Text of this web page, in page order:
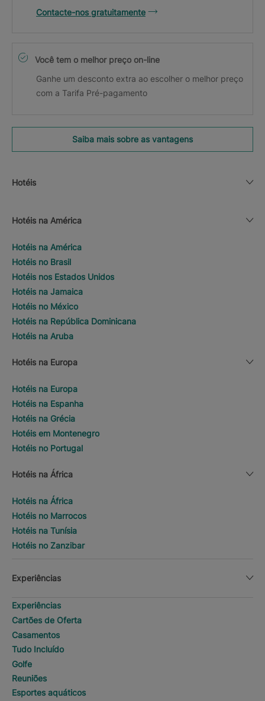
Contacte-nos gratuitamente
Você tem o melhor preço on-line
Ganhe um desconto extra ao escolher o melhor preço
com a Tarifa Pré-pagamento
Saiba mais sobre as vantagens
Hotéis
Hotéis na América
Hotéis na América
Hotéis no Brasil
Hotéis nos Estados Unidos
Hotéis na Jamaica
Hotéis no México
Hotéis na República Dominicana
Hotéis na Aruba
Hotéis na Europa
Hotéis na Europa
Hotéis na Espanha
Hotéis na Grécia
Hotéis em Montenegro
Hotéis no Portugal
Hotéis na África
Hotéis na África
Hotéis no Marrocos
Hotéis na Tunísia
Hotéis no Zanzibar
Experiências
Experiências
Cartões de Oferta
Casamentos
Tudo Incluído
Golfe
Reuniões
Esportes aquáticos